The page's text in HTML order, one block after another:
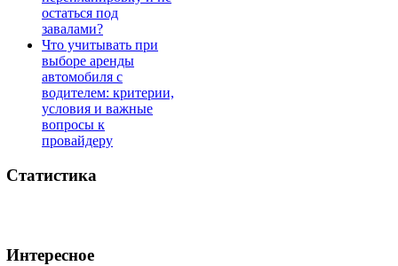
остаться под
завалами?
Что учитывать при
выборе аренды
автомобиля с
водителем: критерии,
условия и важные
вопросы к
провайдеру
Статистика
Интересное